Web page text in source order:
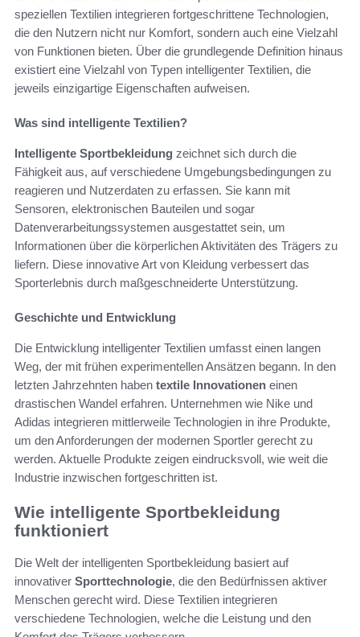
speziellen Textilien integrieren fortgeschrittene Technologien,
die den Nutzern nicht nur Komfort, sondern auch eine Vielzahl
von Funktionen bieten. Über die grundlegende Definition hinaus
existiert eine Vielzahl von Typen intelligenter Textilien, die
jeweils einzigartige Eigenschaften aufweisen.
Was sind intelligente Textilien?
Intelligente Sportbekleidung zeichnet sich durch die
Fähigkeit aus, auf verschiedene Umgebungsbedingungen zu
reagieren und Nutzerdaten zu erfassen. Sie kann mit
Sensoren, elektronischen Bauteilen und sogar
Datenverarbeitungssystemen ausgestattet sein, um
Informationen über die körperlichen Aktivitäten des Trägers zu
liefern. Diese innovative Art von Kleidung verbessert das
Sporterlebnis durch maßgeschneiderte Unterstützung.
Geschichte und Entwicklung
Die Entwicklung intelligenter Textilien umfasst einen langen
Weg, der mit frühen experimentellen Ansätzen begann. In den
letzten Jahrzehnten haben textile Innovationen einen
drastischen Wandel erfahren. Unternehmen wie Nike und
Adidas integrieren mittlerweile Technologien in ihre Produkte,
um den Anforderungen der modernen Sportler gerecht zu
werden. Aktuelle Produkte zeigen eindrucksvoll, wie weit die
Industrie inzwischen fortgeschritten ist.
Wie intelligente Sportbekleidung
funktioniert
Die Welt der intelligenten Sportbekleidung basiert auf
innovativer Sporttechnologie, die den Bedürfnissen aktiver
Menschen gerecht wird. Diese Textilien integrieren
verschiedene Technologien, welche die Leistung und den